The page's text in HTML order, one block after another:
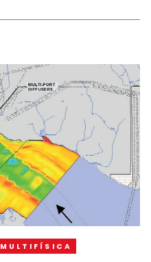
MULTIFÍSICA